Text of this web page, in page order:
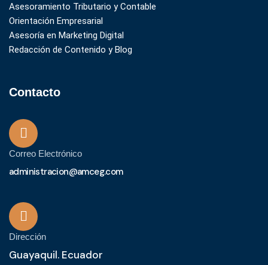
Asesoramiento Tributario y Contable
Orientación Empresarial
Asesoría en Marketing Digital
Redacción de Contenido y Blog
Contacto
Correo Electrónico
administracion@amceg.com
Dirección
Guayaquil. Ecuador